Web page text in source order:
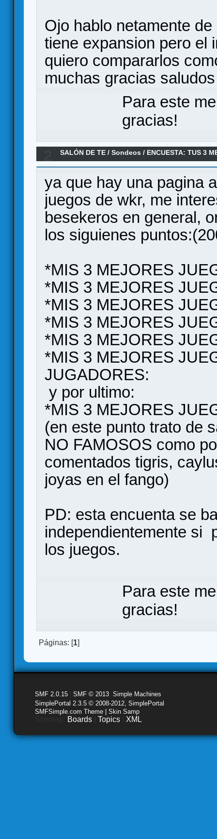
Ojo hablo netamente
tiene expansion pero el
quiero compararlos
muchas gracias saludos
Para este
gracias!
SALÓN DE TE /Sondeos / ENCUESTA: TUS 3
NUMERO DE JUGADORES
ya que hay una pagina
juegos de wkr, me
besekeros en general,
los siguienes
*MIS 3 MEJORES
*MIS 3 MEJORES
*MIS 3 MEJORES
*MIS 3 MEJORES
*MIS 3 MEJORES
*MIS 3 MEJORES
JUGADORES:
y por ultimo:
*MIS 3 MEJORES
(en este punto trato de
NO FAMOSOS como
comentados tigris,
joyas en el fango)
PD: esta encuenta se
independientemente si
los juegos.
Para este
gracias!
Páginas: [1]
SMF 2.0.15 SMF © 2013 Simple Machines
SimplePortal 2.3.5 © 2008-2012, SimplePortal
SMFSimple.com Theme | Skin Samp
Boards Topics XML